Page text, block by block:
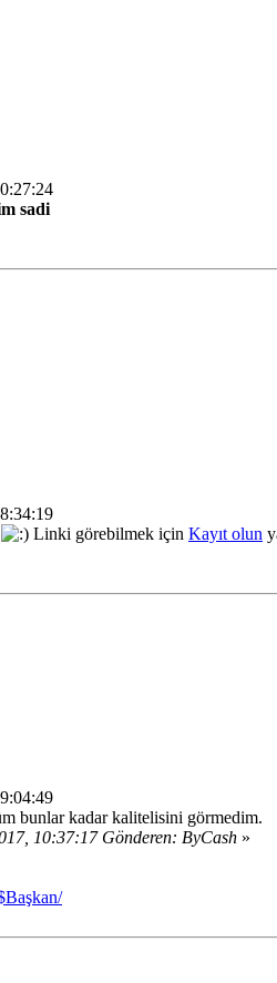
sadi
Linki görebilmek için Kayıt olun
bunlar kadar kalitelisini görmedim.
10:37:17 Gönderen: ByCash »